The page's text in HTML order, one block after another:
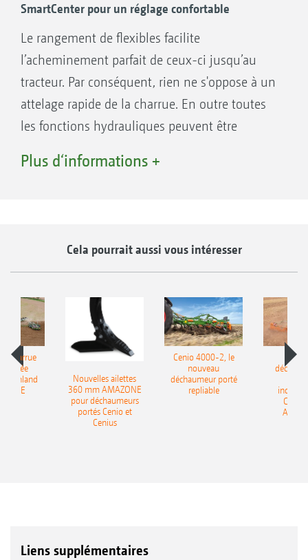
SmartCenter pour un réglage confortable
Le rangement de flexibles facilite
l’acheminement parfait de ceux-ci jusqu’au
tracteur. Par conséquent, rien ne s'oppose à un
attelage rapide de la charrue. En outre toutes
les fonctions hydrauliques peuvent être
réglage de la charrue se fait donc
Plus d‘informations +
Cela pourrait aussi vous intéresser
charrue
portée
Onland
Nouvelles ailettes
360 mm AMAZONE
pour déchaumeurs
portés Cenio et
Cenius
Cenio 4000-2, le
nouveau
déchaumeur porté
repliable
Liens supplémentaires